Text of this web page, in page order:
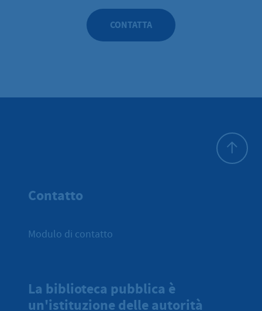
CONTATTA
Contatto
Modulo di contatto
La biblioteca pubblica è
un'istituzione delle autorità